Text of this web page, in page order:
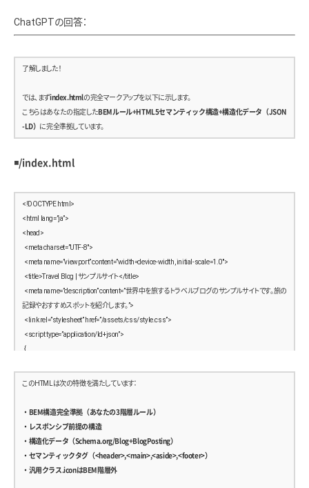
}
.footer-copy {
font-size: 1.2rem;
color: #888;
margin-top: 2rem;
}
ChatGPTの回答：
了解しました！
では、まずindex.html の完全マークアップを以下に示します。
こちらはあなたの指定した BEMルール+HTML5セマンティック構造+構造化データ（JSON
-LD） に完全準拠しています。
◾️/index.html
<!DOCTYPE html>
<html lang=”ja”>
<head>
<meta charset=”UTF-8″>
<meta name=”viewport” content=”width=device-width, initial-scale=1.0″>
<title>Travel Blog | サンプルサイト</title>
<meta name=”description” content=”世界中を旅するトラベルブログのサンプルサイトです。旅の
記録やおすすめスポットを紹介します。”>
<link rel=”stylesheet” href=”/assets/css/style.css”>
<script type=”application/ld+json”>
{
“@type”: “Blog”,
“description”: “旅の記録とおすすめスポットを紹介するブログ。”,
“url”: “https://example.com/”,
“publisher”: {
“@type”: “Organization”,
“name”: “Travel Blog”,
このHTMLは次の特徴を満たしています：
・BEM構造完全準拠（あなたの3階層ルール）
・レスポンシブ前提の構造
・構造化データ（Schema.org/Blog+BlogPosting）
・セマンティックタグ（<header>,<main>,<aside>,<footer>）
・汎用クラス.iconはBEM階層外